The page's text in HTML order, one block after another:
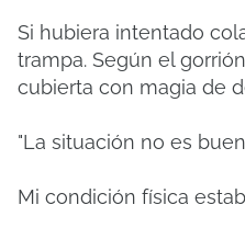
Si hubiera intentado
trampa. Según el
cubierta con magia de
"La situación no es
Mi condición física